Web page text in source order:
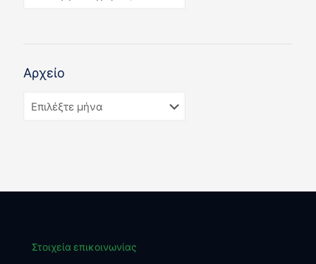
Αρχείο
Στοιχεία επικοινωνίας